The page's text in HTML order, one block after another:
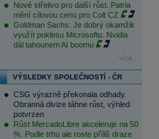
Nové střelivo pro další růst. Patria
mění cílovou cenu pro Colt CZ
Goldman Sachs: Je dobrý okamžik
využít poklesu Microsoftu. Nvidia
dál tahounem AI boomu
více...
VÝSLEDKY SPOLEČNOSTÍ - ČR
CSG výrazně překonala odhady.
Obranná divize táhne růst, výhled
potvrzen
Růst MercadoLibre akceleruje na 50
%. Podle trhu ale roste příliš draze